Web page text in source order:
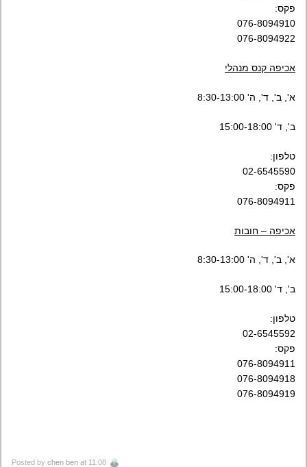
פקס:
076-8094910
076-8094922
אכיפה קנס מנהלי
א', ב', ד', ה' 8:30-13:00
ב', ד' 15:00-18:00
טלפון:
02-6545590
פקס:
076-8094911
אכיפה – חובות
א', ב', ד', ה' 8:30-13:00
ב', ד' 15:00-18:00
טלפון:
02-6545592
פקס:
076-8094911
076-8094918
076-8094919
Posted by chen ben at 11:08